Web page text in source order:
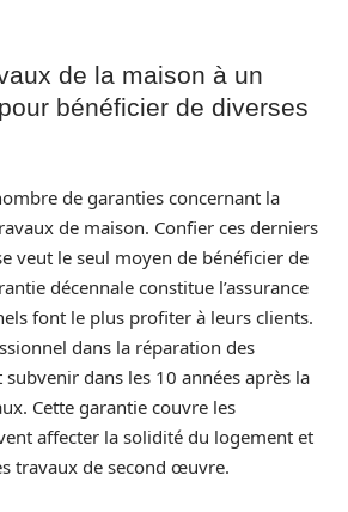
de la maison à un
bénéficier de diverses
de garanties concernant la
de maison. Confier ces derniers
veut le seul moyen de bénéficier de
décennale constitue l’assurance
font le plus profiter à leurs clients.
dans la réparation des
dans les 10 années après la
Cette garantie couvre les
affecter la solidité du logement et
travaux de second œuvre.